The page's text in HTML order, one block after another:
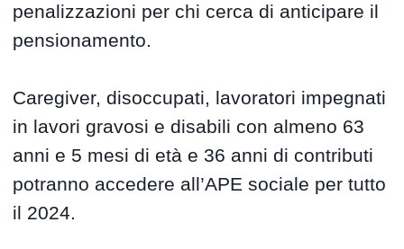
penalizzazioni per chi cerca di anticipare il
pensionamento.
Caregiver, disoccupati, lavoratori impegnati
in lavori gravosi e disabili con almeno 63
anni e 5 mesi di età e 36 anni di contributi
potranno accedere all’APE sociale per tutto
il 2024.